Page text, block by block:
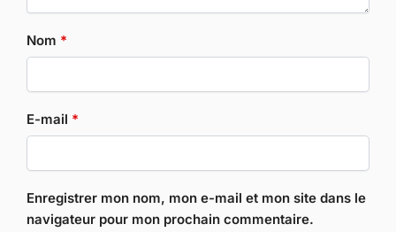
Nom *
E-mail *
Enregistrer mon nom, mon e-mail et mon site dans le
navigateur pour mon prochain commentaire.